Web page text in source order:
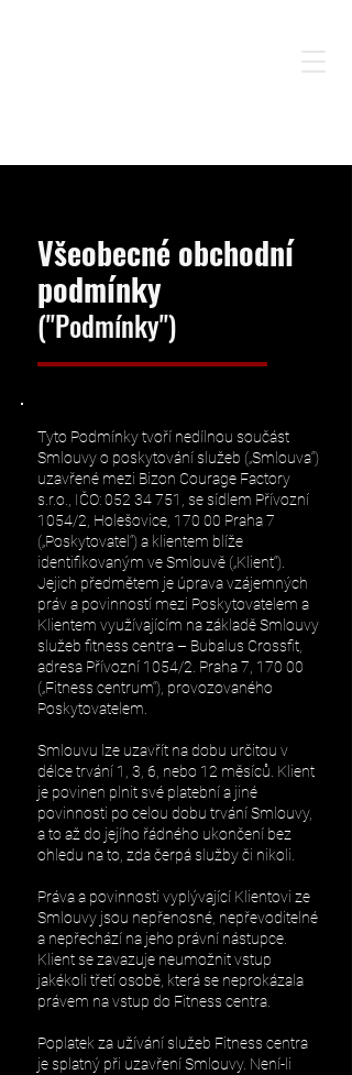
Všeobecné obchodní
podmínky
("Podmínky")
Tyto Podmínky tvoří nedílnou součást
Smlouvy o poskytování služeb („Smlouva“)
uzavřené mezi Bizon Courage Factory
s.r.o., IČO:052 34 751 , se sídlem Přívozní
1054/2, Holešovice, 170 00 Praha 7
(„Poskytovatel“) a klientem blíže
identifikovaným ve Smlouvě („Klient“).
Jejich předmětem je úprava vzájemných
práv a povinností mezi Poskytovatelem a
Klientem využívajícím na základě Smlouvy
služeb fitness centra – Bubalus Crossfit,
adresa Přívozní 1054/2. Praha 7, 170 00
(„Fitness centrum“), provozovaného
Poskytovatelem.
Smlouvu lze uzavřít na dobu určitou v
délce trvání 1, 3, 6, nebo 12 měsíců. Klient
je povinen plnit své platební a jiné
povinnosti po celou dobu trvání Smlouvy,
a to až do jejího řádného ukončení bez
ohledu na to, zda čerpá služby či nikoli.
Práva a povinnosti vyplývající Klientovi ze
Smlouvy jsou nepřenosné, nepřevoditelné
a nepřechází na jeho právní nástupce.
Klient se zavazuje neumožnit vstup
jakékoli třetí osobě, která se neprokázala
právem na vstup do Fitness centra.
Poplatek za užívání služeb Fitness centra
je splatný při uzavření Smlouvy. Není-li